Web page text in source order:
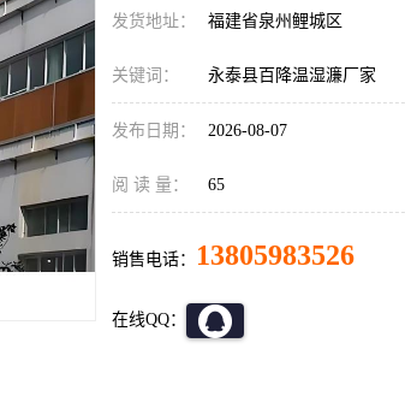
发货地址： 福建省泉州鲤城区
关键词： 永泰县百降温湿濂厂家
发布日期： 2026-08-07
阅 读 量： 65
销售电话： 13805983526
在线QQ：